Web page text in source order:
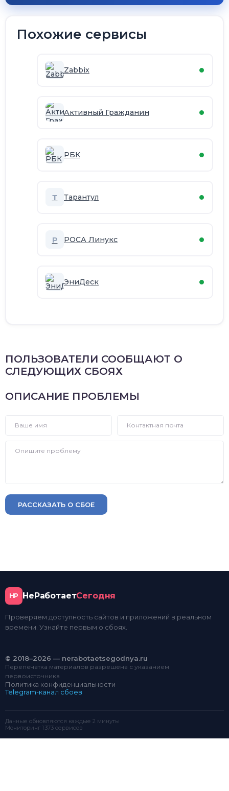
Похожие сервисы
Zabbix
Активный Гражданин
РБК
Т Тарантул
Р РОСА Линукс
ЭниДеск
ПОЛЬЗОВАТЕЛИ СООБЩАЮТ О
СЛЕДУЮЩИХ СБОЯХ
ОПИСАНИЕ ПРОБЛЕМЫ
РАССКАЗАТЬ О СБОЕ
НР НеРаботаетСегодня
Проверяем доступность сайтов и приложений в реальном
времени. Узнайте первым о сбоях.
© 2018–2026 — nerabotaetsegodnya.ru
Перепечатка материалов разрешена с указанием
первоисточника
Политика конфиденциальности
Telegram-канал сбоев
Данные обновляются каждые 2 минуты
Мониторинг 1 373 сервисов